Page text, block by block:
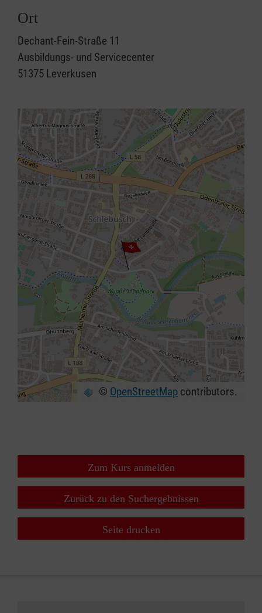
Ort
Dechant-Fein-Straße 11
Ausbildungs- und Servicecenter
51375 Leverkusen
© OpenStreetMap contributors.
Zum Kurs anmelden
Zurück zu den Suchergebnissen
Seite drucken